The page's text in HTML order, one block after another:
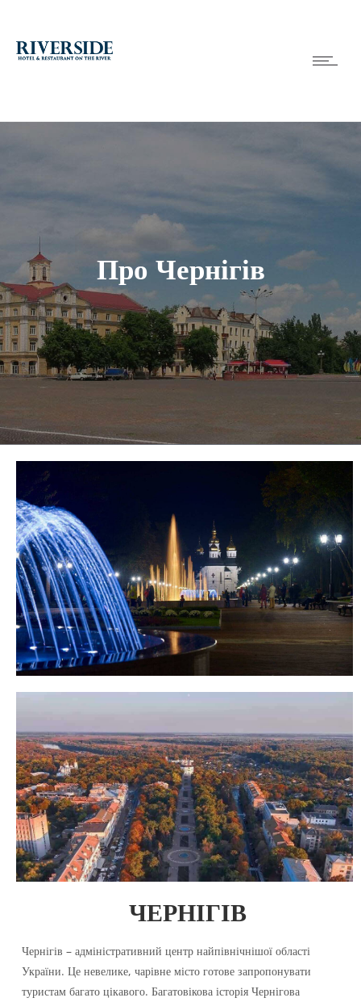
Про Чернігів
ЧЕРНІГІВ
Чернігів – адміністративний центр найпівнічнішої області
України. Це невелике, чарівне місто готове запропонувати
туристам багато цікавого. Багатовікова історія Чернігова